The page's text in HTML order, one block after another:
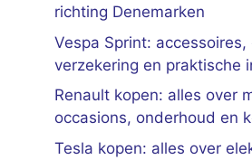
richting Denemarken
Vespa Sprint:
verzekering en praktische
Renault kopen: alles over
occasions, onderhoud en
Tesla kopen: alles over